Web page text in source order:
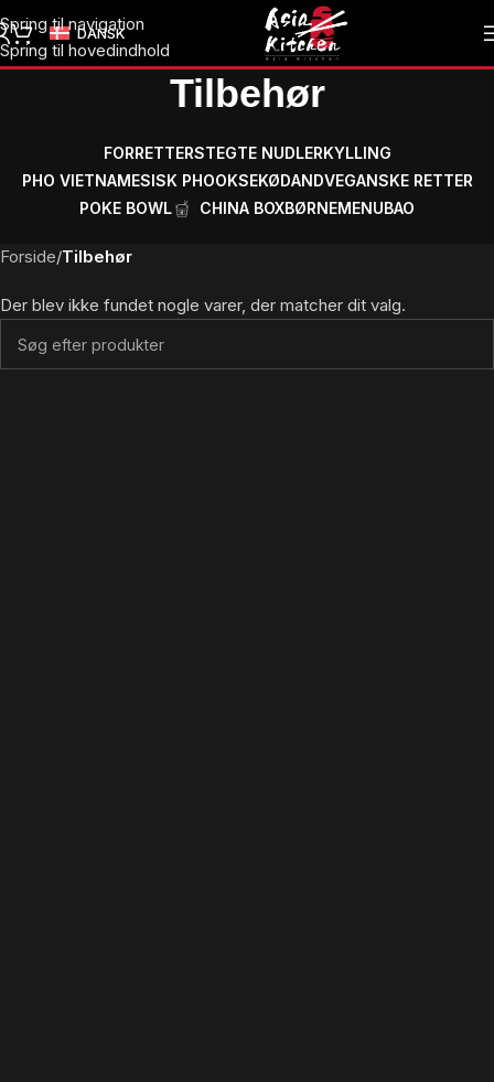
Spring til navigation
Spring til hovedindhold
DANSK
Tilbehør
FORRETTERSTEGTE NUDLERKYLLING
PHO VIETNAMESISK PHOOKSEKØDANDVEGANSKE RETTER
POKE BOWL
CHINA BOXBØRNEMENUBAO
Forside/Tilbehør
Der blev ikke fundet nogle varer, der matcher dit valg.